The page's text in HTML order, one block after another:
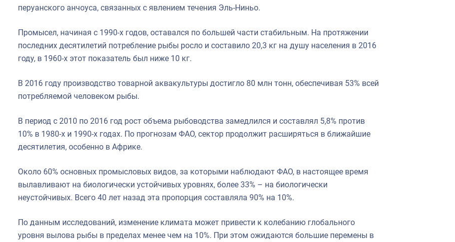
перуанского анчоуса, связанных с явлением течения Эль-Ниньо.
Промысел, начиная с 1990-х годов, оставался по большей части стабильным. На протяжении
последних десятилетий потребление рыбы росло и составило 20,3 кг на душу населения в 2016
году, в 1960-х этот показатель был ниже 10 кг.
В 2016 году производство товарной аквакультуры достигло 80 млн тонн, обеспечивая 53% всей
потребляемой человеком рыбы.
В период с 2010 по 2016 год рост объема рыбоводства замедлился и составлял 5,8% против
10% в 1980-х и 1990-х годах. По прогнозам ФАО, сектор продолжит расширяться в ближайшие
десятилетия, особенно в Африке.
Около 60% основных промысловых видов, за которыми наблюдают ФАО, в настоящее время
вылавливают на биологически устойчивых уровнях, более 33% – на биологически
неустойчивых. Всего 40 лет назад эта пропорция составляла 90% на 10%.
По данным исследований, изменение климата может привести к колебанию глобального
уровня вылова рыбы в пределах менее чем на 10%. При этом ожидаются большие перемены в